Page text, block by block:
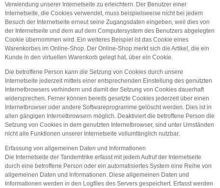
Verwendung unserer Internetseite zu erleichtern. Der Benutzer einer
Internetseite, die Cookies verwendet, muss beispielsweise nicht bei jedem
Besuch der Internetseite erneut seine Zugangsdaten eingeben, weil dies von
der Internetseite und dem auf dem Computersystem des Benutzers abgelegten
Cookie übernommen wird. Ein weiteres Beispiel ist das Cookie eines
Warenkorbes im Online-Shop. Der Online-Shop merkt sich die Artikel, die ein
Kunde in den virtuellen Warenkorb gelegt hat, über ein Cookie.
Die betroffene Person kann die Setzung von Cookies durch unsere
Internetseite jederzeit mittels einer entsprechenden Einstellung des genutzten
Internetbrowsers verhindern und damit der Setzung von Cookies dauerhaft
widersprechen. Ferner können bereits gesetzte Cookies jederzeit über einen
Internetbrowser oder andere Softwareprogramme gelöscht werden. Dies ist in
allen gängigen Internetbrowsern möglich. Deaktiviert die betroffene Person die
Setzung von Cookies in dem genutzten Internetbrowser, sind unter Umständen
nicht alle Funktionen unserer Internetseite vollumfänglich nutzbar.
Erfassung von allgemeinen Daten und Informationen
Die Internetseite der Tandemtrike erfasst mit jedem Aufruf der Internetseite
durch eine betroffene Person oder ein automatisiertes System eine Reihe von
allgemeinen Daten und Informationen. Diese allgemeinen Daten und
Informationen werden in den Logfiles des Servers gespeichert. Erfasst werden